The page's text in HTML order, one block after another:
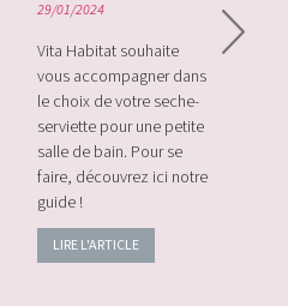
29/01/2024
Vita Habitat souhaite
vous accompagner dans
le choix de votre seche-
serviette pour une petite
salle de bain. Pour se
faire, découvrez ici notre
guide !
LIRE L'ARTICLE